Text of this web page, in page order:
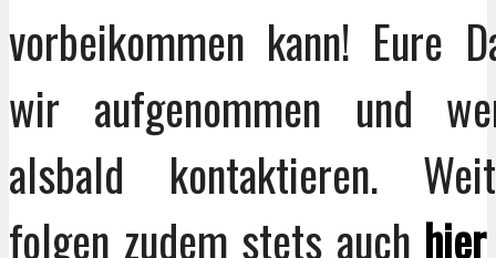
vorbeikommen kann! Eure
wir aufgenommen und
alsbald kontaktieren.
folgen zudem stets auch